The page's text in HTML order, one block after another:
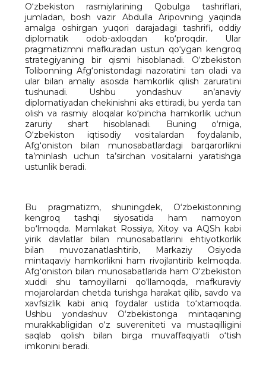
O‘zbekiston rasmiylarining Qobulga tashriflari,
jumladan, bosh vazir Abdulla Aripovning yaqinda
amalga oshirgan yuqori darajadagi tashrifi, oddiy
diplomatik odob-axloqdan ko‘proqdir. Ular
pragmatizmni mafkuradan ustun qo‘ygan kengroq
strategiyaning bir qismi hisoblanadi. O‘zbekiston
Tolibonning Afg‘onistondagi nazoratini tan oladi va
ular bilan amaliy asosda hamkorlik qilish zaruratini
tushunadi. Ushbu yondashuv an’anaviy
diplomatiyadan chekinishni aks ettiradi, bu yerda tan
olish va rasmiy aloqalar ko‘pincha hamkorlik uchun
zaruriy shart hisoblanadi. Buning o‘rniga,
O‘zbekiston iqtisodiy vositalardan foydalanib,
Afg‘oniston bilan munosabatlardagi barqarorlikni
ta’minlash uchun ta’sirchan vositalarni yaratishga
ustunlik beradi.
Bu pragmatizm, shuningdek, O‘zbekistonning
kengroq tashqi siyosatida ham namoyon
bo‘lmoqda. Mamlakat Rossiya, Xitoy va AQSh kabi
yirik davlatlar bilan munosabatlarini ehtiyotkorlik
bilan muvozanatlashtirib, Markaziy Osiyoda
mintaqaviy hamkorlikni ham rivojlantirib kelmoqda.
Afg‘oniston bilan munosabatlarida ham O‘zbekiston
xuddi shu tamoyillarni qo‘llamoqda, mafkuraviy
mojarolardan chetda turishga harakat qilib, savdo va
xavfsizlik kabi aniq foydalar ustida to‘xtamoqda.
Ushbu yondashuv O‘zbekistonga mintaqaning
murakkabligidan o‘z suvereniteti va mustaqilligini
saqlab qolish bilan birga muvaffaqiyatli o‘tish
imkonini beradi.